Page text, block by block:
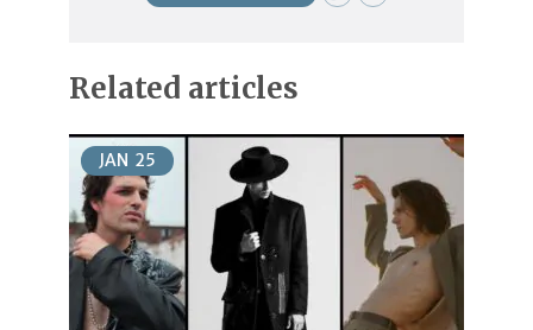
Related articles
JAN 25